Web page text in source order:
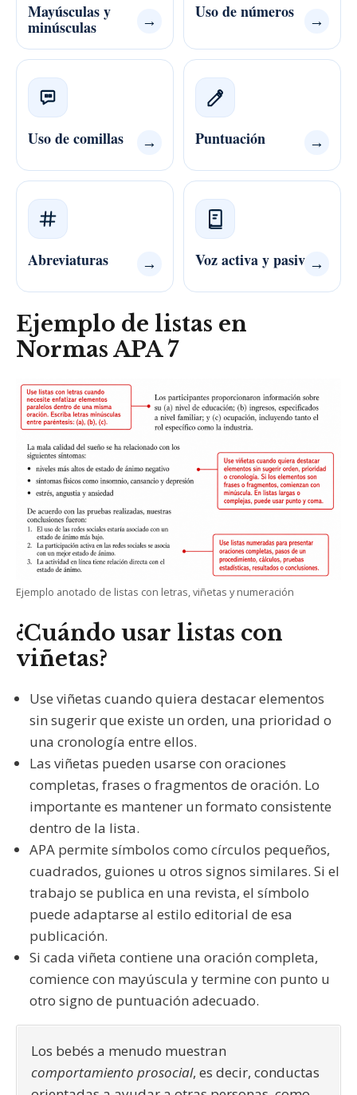
Mayúsculas y
minúsculas → Uso de números →
Uso de comillas → Puntuación →
Abreviaturas → Voz activa y pasiva →
Ejemplo de listas en
Normas APA 7
Ejemplo anotado de listas con letras, viñetas y numeración
¿Cuándo usar listas con
viñetas?
Use viñetas cuando quiera destacar elementos
sin sugerir que existe un orden, una prioridad o
una cronología entre ellos.
Las viñetas pueden usarse con oraciones
completas, frases o fragmentos de oración. Lo
importante es mantener un formato consistente
dentro de la lista.
APA permite símbolos como círculos pequeños,
cuadrados, guiones u otros signos similares. Si el
trabajo se publica en una revista, el símbolo
puede adaptarse al estilo editorial de esa
publicación.
Si cada viñeta contiene una oración completa,
comience con mayúscula y termine con punto u
otro signo de puntuación adecuado.
Los bebés a menudo muestran
comportamiento prosocial, es decir, conductas